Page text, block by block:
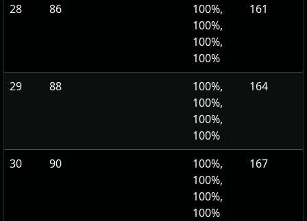
28 86
100%,
100%,
100%,
100%
161
29 88
100%,
100%,
100%,
100%
164
30 90
100%,
100%,
100%,
100%
167